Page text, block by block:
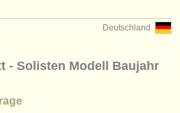
Deutschland
- Solisten Modell Baujahr